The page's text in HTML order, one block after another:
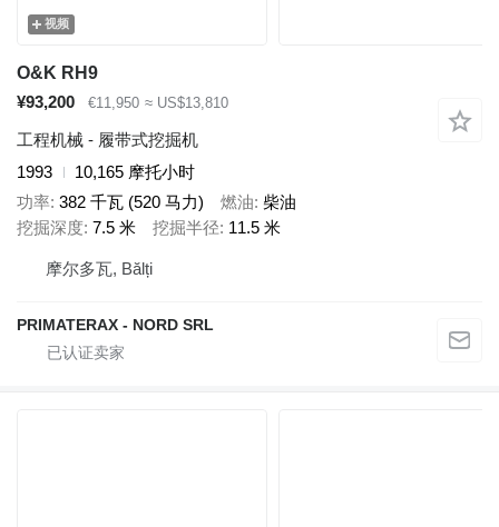
视频
O&K RH9
¥93,200
€11,950 ≈ US$13,810
工程机械 - 履带式挖掘机
1993
10,165 摩托小时
功率 382 千瓦 (520 马力) 燃油 柴油
挖掘深度 7.5 米 挖掘半径 11.5 米
摩尔多瓦, Bălți
PRIMATERAX - NORD SRL